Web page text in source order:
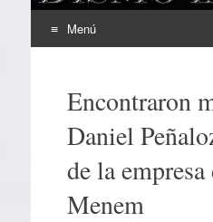
Menú
contenidoEncontraron
Daniel
de la
Menem